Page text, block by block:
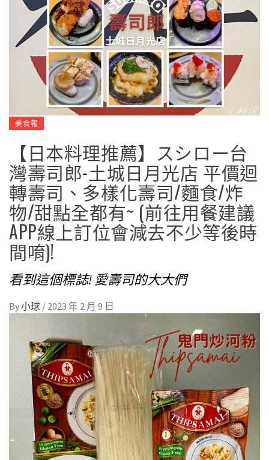
美食報
【日本料理推薦】スシロー台
灣壽司郎-土城日月光店 平價迴
轉壽司、多樣化壽司/麵食/炸
物/甜點全都有~ (前往用餐建議
APP線上訂位會減去不少等後時
間唷)!
看到這個標誌! 愛壽司的大大們
By小球 / 2023 年 2 月 9 日